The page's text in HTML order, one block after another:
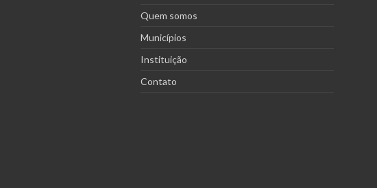
Quem somos
Municípios
Instituição
Contato